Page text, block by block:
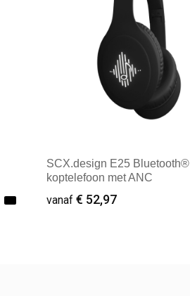
SCX.design E25 Bluetooth®
koptelefoon met ANC
vanaf € 52,97